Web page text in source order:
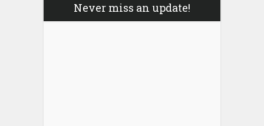
Never miss an update!